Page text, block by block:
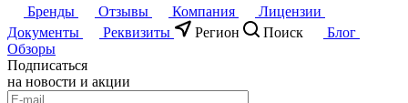
Бренды
Отзывы Компания
Лицензии
Документы
Реквизиты Регион Поиск
Блог
Обзоры
Подписаться
на новости и акции